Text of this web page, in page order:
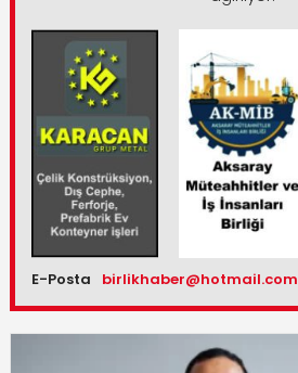
E-Posta birlikhaber@hotmail.com